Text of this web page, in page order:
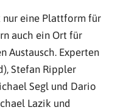
nur eine Plattform für
auch ein Ort für
Austausch. Experten
Stefan Rippler
Segl und Dario
Lazik und